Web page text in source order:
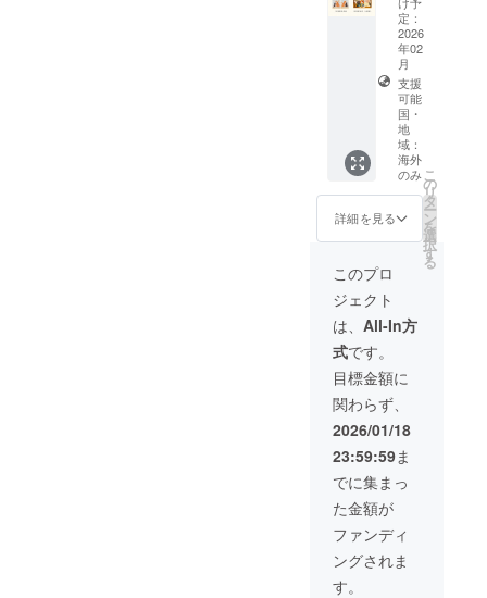
のご負
担とな
ります
ので、
事前に
各国の
規定を
ご確認
くださ
い。 As
general
rule, or
import
may
dependi
ng on
destina
tion.
These
are the
backer'
respon
sibility.
①ご支
援後、
CAMPF
IRE提携
の海外
御朱印
（二
種）
高さ約
14cm、
幅約
20cm
・妙義
神社御
札 高
、幅約
6.7cm
り 高
さ約
4.5cm
、幅約
3cm ・
絵馬
高さ約
9cm、
幅約
13.5cm
・特別
御朱印
帳 高
さ約
18cm、
幅約
12cm
国・地
定：
2026
年02
月
支援
可能
国・
地
域：
海外
のみ
詳細を見る
こ
の
リ
タ
ー
ン
を
選
択
す
る
このプロ
ジェクト
は、 All-In方
式です。
目標金額に
関わらず、
2026/01/18
23:59:59ま
でに集まっ
た金額が
ファンディ
ングされま
す。